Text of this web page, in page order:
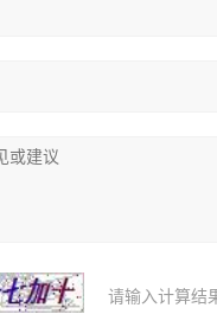
请输入计算结